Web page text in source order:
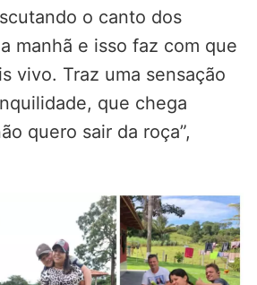
o canto dos
manhã e isso faz com que
vivo. Traz uma sensação
que chega
quero sair da roça”,